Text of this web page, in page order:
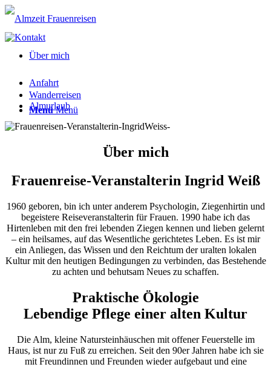
Über mich
Anfahrt
Menü Menü
Wanderreisen
Almurlaub
Über mich
Frauenreise-Veranstalterin Ingrid Weiß
1960 geboren, bin ich unter anderem Psychologin, Ziegenhirtin und
begeistere Reiseveranstalterin für Frauen. 1990 habe ich das
Hirtenleben mit den frei lebenden Ziegen kennen und lieben gelernt
– ein heilsames, auf das Wesentliche gerichtetes Leben. Es ist mir
ein Anliegen, das Wissen und den Reichtum der uralten lokalen
Kultur mit den heutigen Bedingungen zu verbinden, das Bestehende
zu achten und behutsam Neues zu schaffen.
Praktische Ökologie
Lebendige Pflege einer alten Kultur
Die Alm, kleine Natursteinhäuschen mit offener Feuerstelle im
Haus, ist nur zu Fuß zu erreichen. Seit den 90er Jahren habe ich sie
mit Freundinnen und Freunden wieder aufgebaut und eine